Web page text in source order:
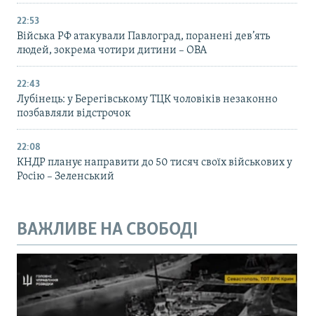
22:53
Війська РФ атакували Павлоград, поранені дев’ять
людей, зокрема чотири дитини – ОВА
22:43
Лубінець: у Берегівському ТЦК чоловіків незаконно
позбавляли відстрочок
22:08
КНДР планує направити до 50 тисяч своїх військових у
Росію – Зеленський
ВАЖЛИВЕ НА СВОБОДІ